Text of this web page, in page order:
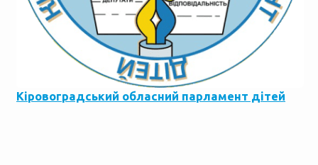
Кіровоградський обласний парламент дітей